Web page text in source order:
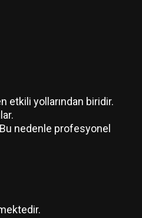
etkili yollarından biridir.
nedenle profesyonel